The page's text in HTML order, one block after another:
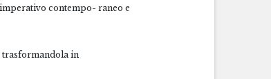
contempo- raneo e
trasformandola in